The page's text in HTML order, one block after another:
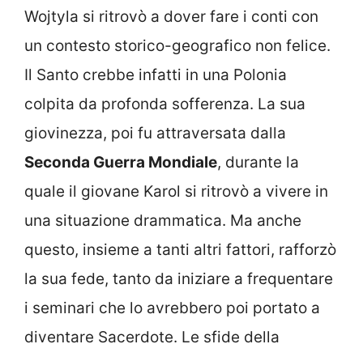
Wojtyla si ritrovò a dover fare i conti con
un contesto storico-geografico non felice.
Il Santo crebbe infatti in una Polonia
colpita da profonda sofferenza. La sua
giovinezza, poi fu attraversata dalla
Seconda Guerra Mondiale, durante la
quale il giovane Karol si ritrovò a vivere in
una situazione drammatica. Ma anche
questo, insieme a tanti altri fattori, rafforzò
la sua fede, tanto da iniziare a frequentare
i seminari che lo avrebbero poi portato a
diventare Sacerdote. Le sfide della